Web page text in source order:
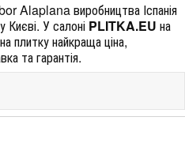
Alaplana виробництва Іспанія
Києві. У салоні PLITKA.EU на
плитку найкраща ціна,
та гарантія.